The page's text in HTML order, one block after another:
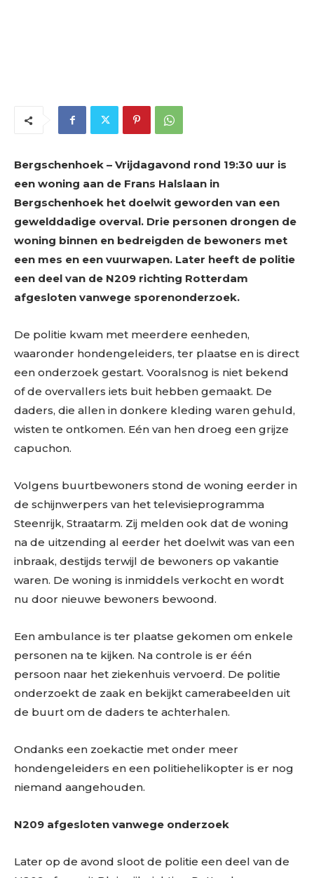
Bergschenhoek – Vrijdagavond rond 19:30 uur is
een woning aan de Frans Halslaan in
Bergschenhoek het doelwit geworden van een
gewelddadige overval. Drie personen drongen de
woning binnen en bedreigden de bewoners met
een mes en een vuurwapen. Later heeft de politie
een deel van de N209 richting Rotterdam
afgesloten vanwege sporenonderzoek.
De politie kwam met meerdere eenheden,
waaronder hondengeleiders, ter plaatse en is direct
een onderzoek gestart. Vooralsnog is niet bekend
of de overvallers iets buit hebben gemaakt. De
daders, die allen in donkere kleding waren gehuld,
wisten te ontkomen. Eén van hen droeg een grijze
capuchon.
Volgens buurtbewoners stond de woning eerder in
de schijnwerpers van het televisieprogramma
Steenrijk, Straatarm. Zij melden ook dat de woning
na de uitzending al eerder het doelwit was van een
inbraak, destijds terwijl de bewoners op vakantie
waren. De woning is inmiddels verkocht en wordt
nu door nieuwe bewoners bewoond.
Een ambulance is ter plaatse gekomen om enkele
personen na te kijken. Na controle is er één
persoon naar het ziekenhuis vervoerd. De politie
onderzoekt de zaak en bekijkt camerabeelden uit
de buurt om de daders te achterhalen.
Ondanks een zoekactie met onder meer
hondengeleiders en een politiehelikopter is er nog
niemand aangehouden.
N209 afgesloten vanwege onderzoek
Later op de avond sloot de politie een deel van de